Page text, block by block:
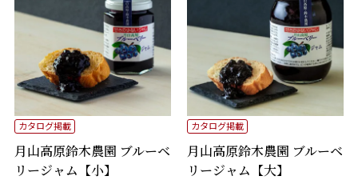
月山高原鈴木農園 ブルーベ
リージャム【小】
カタログ掲載
月山高原鈴木農園 ブルーベ
リージャム【大】
カタログ掲載